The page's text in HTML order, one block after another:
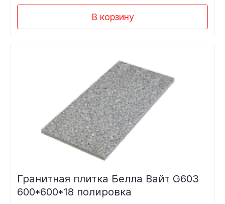
В корзину
Гранитная плитка Белла Вайт G603
600*600*18 полировка